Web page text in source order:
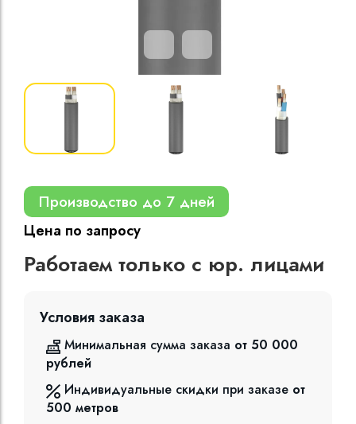
Кабели
изоляцией
Производство до 7 дней
Цена по запросу
Работаем только с юр. лицами
Условия заказа
Минимальная сумма заказа от 50 000
рублей
Индивидуальные скидки при заказе от
500 метров